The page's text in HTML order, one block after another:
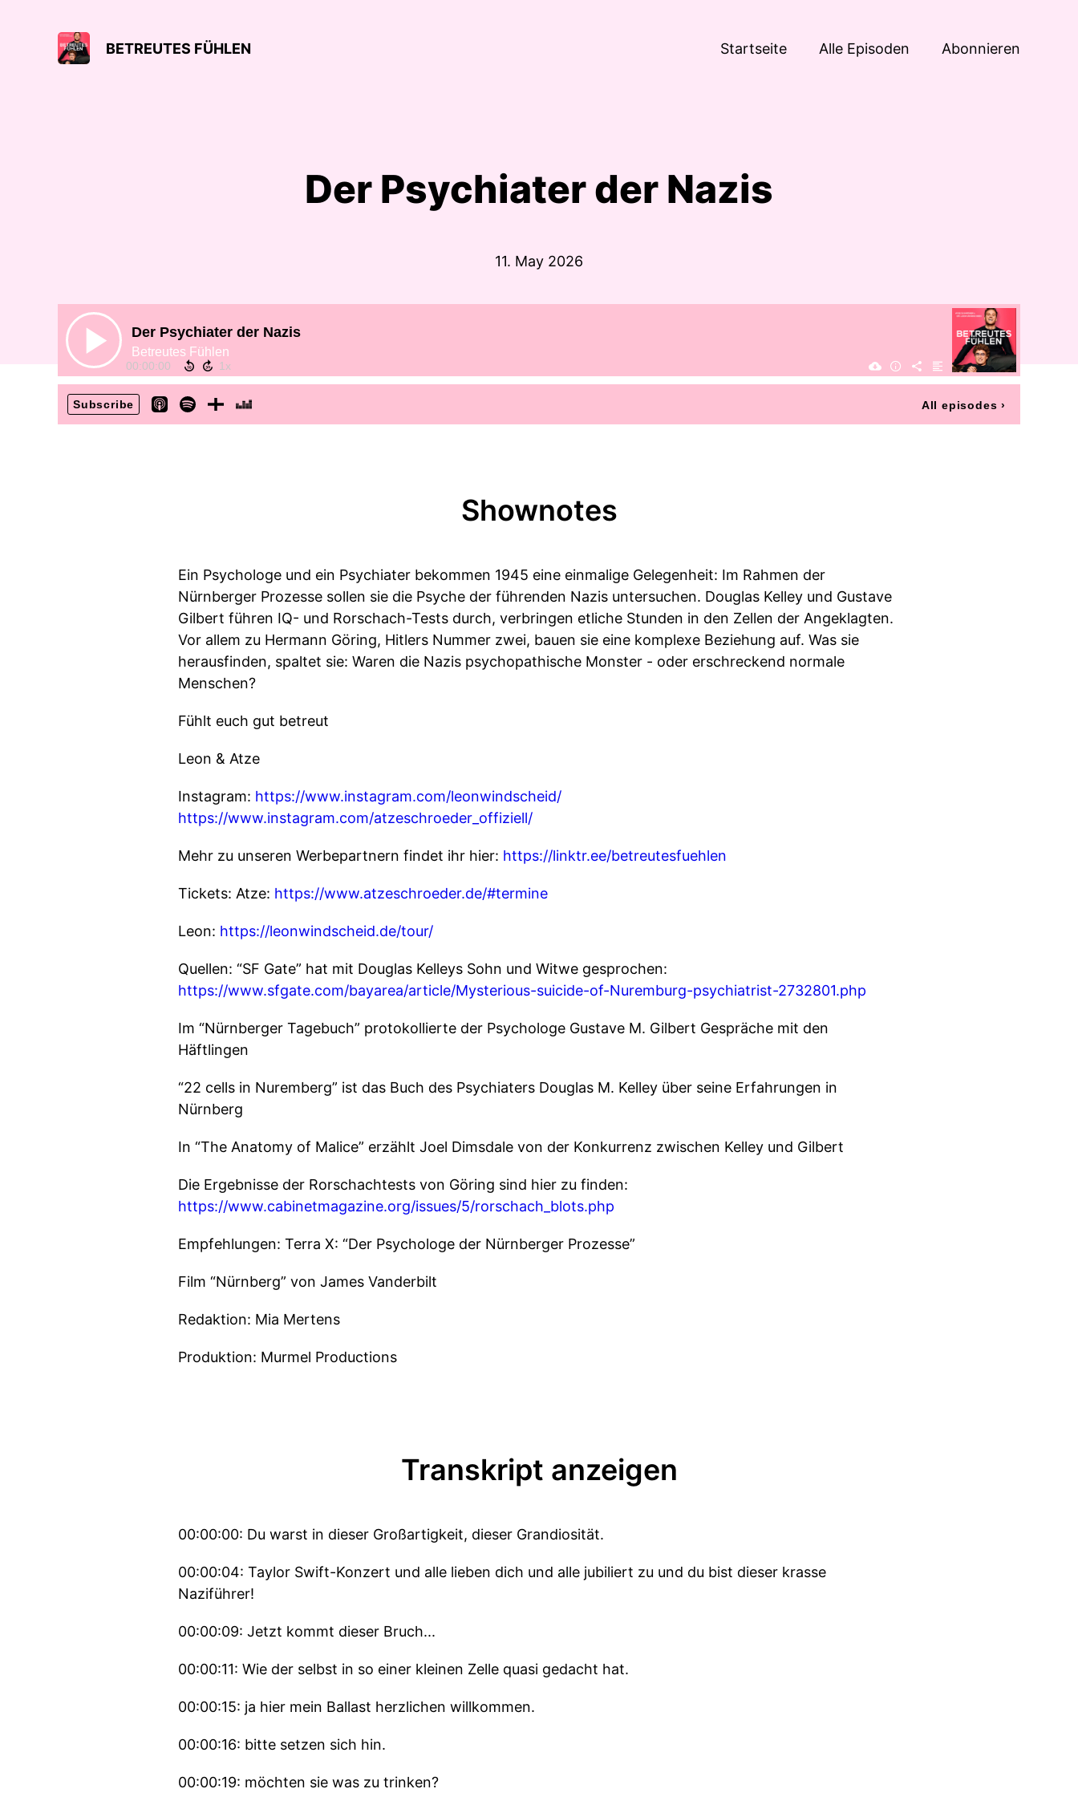
BETREUTES FÜHLEN Startseite Alle Episoden Abonnieren
Der Psychiater der Nazis
11. May 2026
Der Psychiater der Nazis
Betreutes Fühlen
00:00:00
Subscribe All episodes ›
Shownotes
Ein Psychologe und ein Psychiater bekommen 1945 eine einmalige Gelegenheit: Im Rahmen der
Nürnberger Prozesse sollen sie die Psyche der führenden Nazis untersuchen. Douglas Kelley und Gustave
Gilbert führen IQ- und Rorschach-Tests durch, verbringen etliche Stunden in den Zellen der Angeklagten.
Vor allem zu Hermann Göring, Hitlers Nummer zwei, bauen sie eine komplexe Beziehung auf. Was sie
herausfinden, spaltet sie: Waren die Nazis psychopathische Monster - oder erschreckend normale
Menschen?
Fühlt euch gut betreut
Leon & Atze
Instagram: https://www.instagram.com/leonwindscheid/
https://www.instagram.com/atzeschroeder_offiziell/
Mehr zu unseren Werbepartnern findet ihr hier: https://linktr.ee/betreutesfuehlen
Tickets: Atze: https://www.atzeschroeder.de/#termine
Leon: https://leonwindscheid.de/tour/
Quellen: “SF Gate” hat mit Douglas Kelleys Sohn und Witwe gesprochen:
https://www.sfgate.com/bayarea/article/Mysterious-suicide-of-Nuremburg-psychiatrist-2732801.php
Im “Nürnberger Tagebuch” protokollierte der Psychologe Gustave M. Gilbert Gespräche mit den
Häftlingen
“22 cells in Nuremberg” ist das Buch des Psychiaters Douglas M. Kelley über seine Erfahrungen in
Nürnberg
In “The Anatomy of Malice” erzählt Joel Dimsdale von der Konkurrenz zwischen Kelley und Gilbert
Die Ergebnisse der Rorschachtests von Göring sind hier zu finden:
https://www.cabinetmagazine.org/issues/5/rorschach_blots.php
Empfehlungen: Terra X: “Der Psychologe der Nürnberger Prozesse”
Film “Nürnberg” von James Vanderbilt
Redaktion: Mia Mertens
Produktion: Murmel Productions
Transkript anzeigen
00:00:00: Du warst in dieser Großartigkeit, dieser Grandiosität.
00:00:04: Taylor Swift-Konzert und alle lieben dich und alle jubiliert zu und du bist dieser krasse
Naziführer!
00:00:09: Jetzt kommt dieser Bruch...
00:00:11: Wie der selbst in so einer kleinen Zelle quasi gedacht hat.
00:00:15: ja hier mein Ballast herzlichen willkommen.
00:00:16: bitte setzen sich hin.
00:00:19: möchten sie was zu trinken?